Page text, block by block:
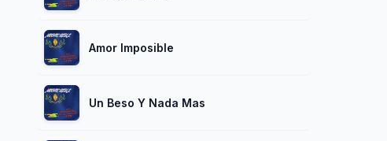
Amor Imposible
Un Beso Y Nada Mas